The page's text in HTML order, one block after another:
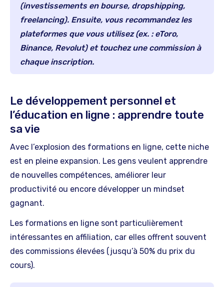
(investissements en bourse, dropshipping,
freelancing). Ensuite, vous recommandez les
plateformes que vous utilisez (ex. : eToro,
Binance, Revolut) et touchez une commission à
chaque inscription.
Le développement personnel et
l’éducation en ligne : apprendre toute
sa vie
Avec l’explosion des formations en ligne, cette niche
est en pleine expansion. Les gens veulent apprendre
de nouvelles compétences, améliorer leur
productivité ou encore développer un mindset
gagnant.
Les formations en ligne sont particulièrement
intéressantes en affiliation, car elles offrent souvent
des commissions élevées (jusqu’à 50% du prix du
cours).